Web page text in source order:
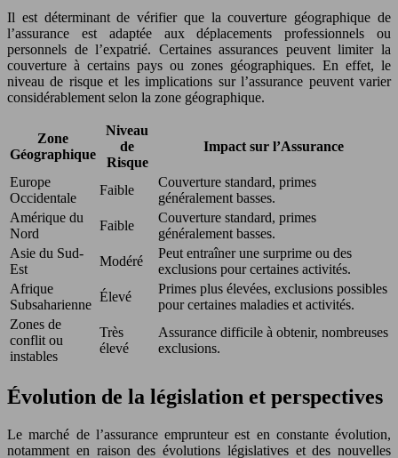
Il est déterminant de vérifier que la couverture géographique de
l’assurance est adaptée aux déplacements professionnels ou
personnels de l’expatrié. Certaines assurances peuvent limiter la
couverture à certains pays ou zones géographiques. En effet, le
niveau de risque et les implications sur l’assurance peuvent varier
considérablement selon la zone géographique.
Zone
Géographique
Niveau
de
Risque
Impact sur l’Assurance
Europe
Occidentale
Faible
Couverture standard, primes
généralement basses.
Amérique du
Nord
Faible
Couverture standard, primes
généralement basses.
Asie du Sud-
Est
Modéré
Peut entraîner une surprime ou des
exclusions pour certaines activités.
Afrique
Subsaharienne
Élevé
Primes plus élevées, exclusions possibles
pour certaines maladies et activités.
Zones de
conflit ou
instables
Très
élevé
Assurance difficile à obtenir, nombreuses
exclusions.
Évolution de la législation et perspectives
Le marché de l’assurance emprunteur est en constante évolution,
notamment en raison des évolutions législatives et des nouvelles